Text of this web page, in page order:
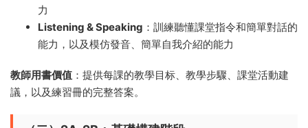
力
Listening & Speaking ：訓練聽懂課堂指令和簡單對話的
能力，以及模仿發音、簡單自我介紹的能力
教師用書價值 ：提供每課的教學目标、教學步驟、課堂活動建
議，以及練習冊的完整答案。